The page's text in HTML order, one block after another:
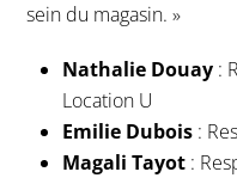
sein du magasin. »
Nathalie Douay :
Location U
Emilie Dubois :
Magali Tayot :